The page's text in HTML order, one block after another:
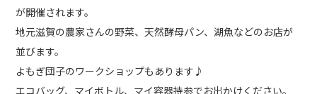
が開催されます。
地元滋賀の農家さんの野菜、天然酵母パン、湖魚などのお店が
並びます。
よもぎ団子のワークショップもあります♪
エコバッグ、マイボトル、マイ容器持参でお出かけください。